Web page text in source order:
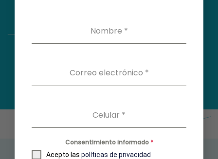
Nombre *
Correo electrónico *
Celular *
Consentimiento informado*
Acepto las políticas de privacidad